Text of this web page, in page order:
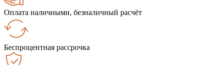
Оплата наличными, безналичный расчёт
Беспроцентная рассрочка